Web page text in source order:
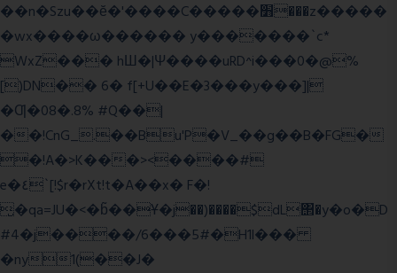
��n�Szu��ӗ�'����C�����׻���z�����
�wx����ω������ y�������`c*
WxZ��� hШ�|Ψ����uRD^i���0�@%
[)DN�� 6� f[+U��E�3���y���]|
�Ƣ�08�.8% #Q��|
��!CnG_.��Bu'P�V_��g��B�FG�
�!A�>K���><����#
e�٤`[!$r�rXt!t�A��x� F�!
̮�qa=JU�<�b̃��Ұ�j��)����$dL΢�y�o�D
#4�j����/6���5#�H1l���
�ny1(��J�